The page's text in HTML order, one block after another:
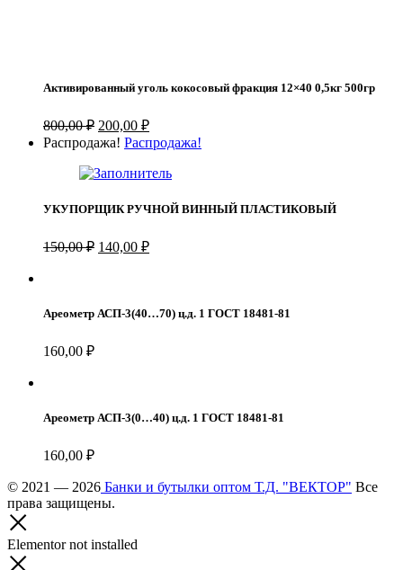
Активированный уголь кокосовый фракция 12×40 0,5кг 500гр
800,00₽ Первоначальная
цена
составляла
800,00 ₽.
200,00 ₽Текущая
цена:
Распродажа! Распродажа!
УКУПОРЩИК РУЧНОЙ ВИННЫЙ ПЛАСТИКОВЫЙ
150,00₽ Первоначальная
140,00 ₽Текущая
Ареометр АСП-3(40…70) ц.д. 1 ГОСТ 18481-81
160,00 ₽
Ареометр АСП-3(0…40) ц.д. 1 ГОСТ 18481-81
160,00 ₽
© 2021 — 2026 Банки и бутылки оптом Т.Д. "ВЕКТОР" Все
права защищены.
Elementor not installed